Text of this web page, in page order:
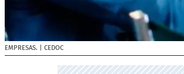
EMPRESAS. | CEDOC